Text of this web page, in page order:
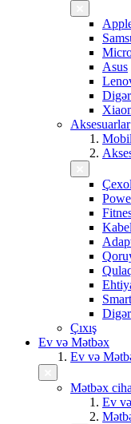
Asus
Digər
Aksesuarlar
Kabel
Digər
Çıxış
Ev və Mətbəx
Ev və
Mətbəx
Ev